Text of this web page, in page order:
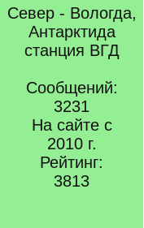
Север - Вологда,
Антарктида
станция ВГД
Сообщений:
3231
На сайте с
2010 г.
Рейтинг:
3813